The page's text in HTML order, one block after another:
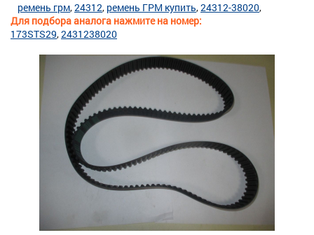
Для подбора аналога нажмите на номер:
ремень грм 24312 ремень ГРМ купить 24312-38020
173STS29 2431238020